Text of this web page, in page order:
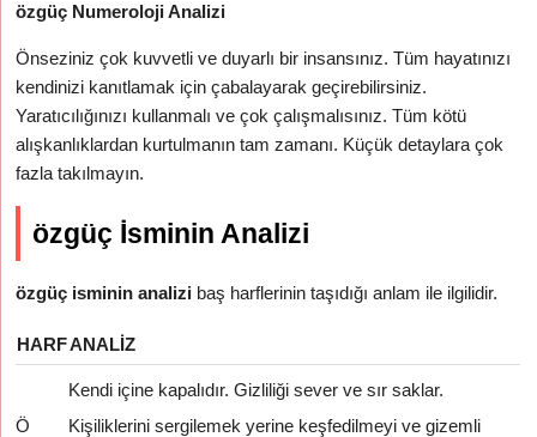
özgüç Numeroloji Analizi
Önseziniz çok kuvvetli ve duyarlı bir insansınız. Tüm hayatınızı
kendinizi kanıtlamak için çabalayarak geçirebilirsiniz.
Yaratıcılığınızı kullanmalı ve çok çalışmalısınız. Tüm kötü
alışkanlıklardan kurtulmanın tam zamanı. Küçük detaylara çok
fazla takılmayın.
özgüç İsminin Analizi
özgüç isminin analizi baş harflerinin taşıdığı anlam ile ilgilidir.
HARFANALIZ
Ö
Kendi içine kapalıdır. Gizliliği sever ve sır saklar.
Kişiliklerini sergilemek yerine keşfedilmeyi ve gizemli